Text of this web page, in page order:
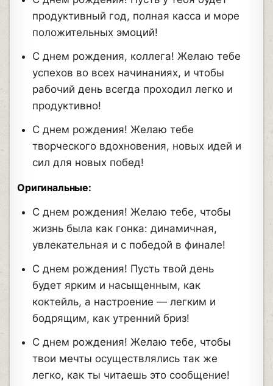
продуктивный год, полная касса и море
положительных эмоций!
С днем рождения, коллега! Желаю тебе
успехов во всех начинаниях, и чтобы
рабочий день всегда проходил легко и
продуктивно!
С днем рождения! Желаю тебе
творческого вдохновения, новых идей и
сил для новых побед!
Оригинальные:
С днем рождения! Желаю тебе, чтобы
жизнь была как гонка: динамичная,
увлекательная и с победой в финале!
С днем рождения! Пусть твой день
будет ярким и насыщенным, как
коктейль, а настроение — легким и
бодрящим, как утренний бриз!
С днем рождения! Желаю тебе, чтобы
твои мечты осуществлялись так же
легко, как ты читаешь это сообщение!